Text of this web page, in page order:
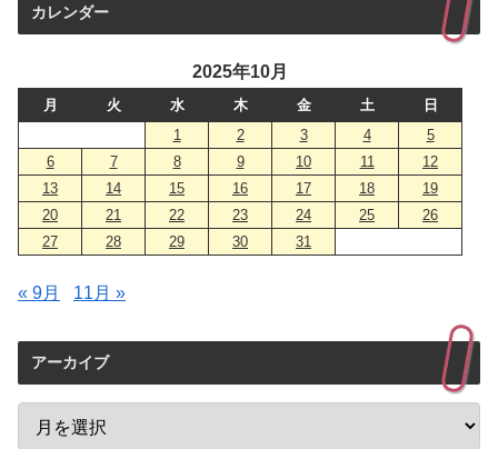
カレンダー
2025年10月
月 火 水 木 金 土
日
1
2 3 4
5
6
7 8 9 10 11
12
13
14 15 16 17 18
19
20
21 22 23 24 25
26
27
28 29 30 31
« 9月 11月 »
アーカイブ